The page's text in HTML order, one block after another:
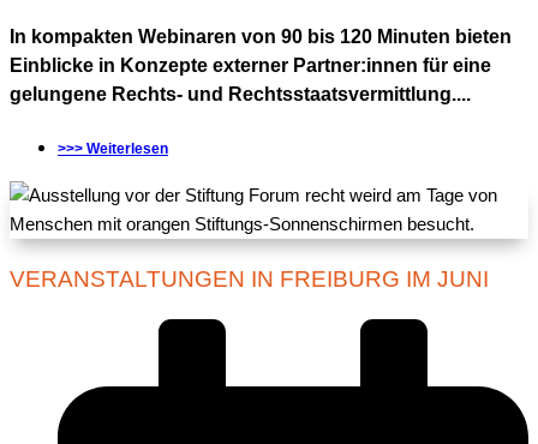
In kompakten Webinaren von 90 bis 120 Minuten bieten
Einblicke in Konzepte externer Partner:innen für eine
gelungene Rechts- und Rechtsstaatsvermittlung....
>>> Weiterlesen
VERANSTALTUNGEN IN FREIBURG IM JUNI